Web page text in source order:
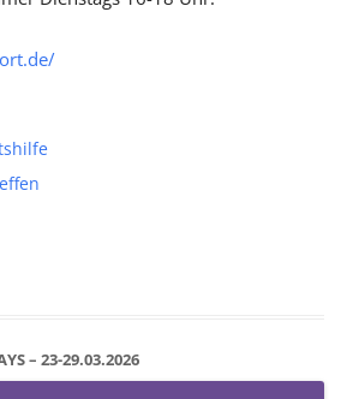
– 23-29.03.2026